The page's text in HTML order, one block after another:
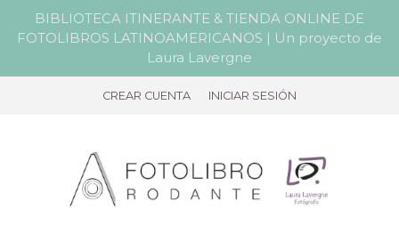
BIBLIOTECA ITINERANTE & TIENDA ONLINE DE
FOTOLIBROS LATINOAMERICANOS | Un proyecto de
Laura Lavergne
CREAR CUENTA INICIAR SESIÓN